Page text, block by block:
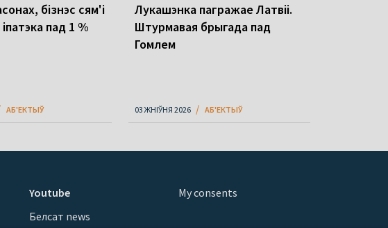
бізнэс сям'і
пад 1 %
АБ'ЕКТЫЎ
Лукашэнка пагражае Латвіі.
Штурмавая брыгада пад
Гомлем
03 ЖНІЎНЯ 2026 АБ'ЕКТЫЎ
Youtube
Белсат news
My consents